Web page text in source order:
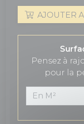
AJOUTER
Pensez à
pour la